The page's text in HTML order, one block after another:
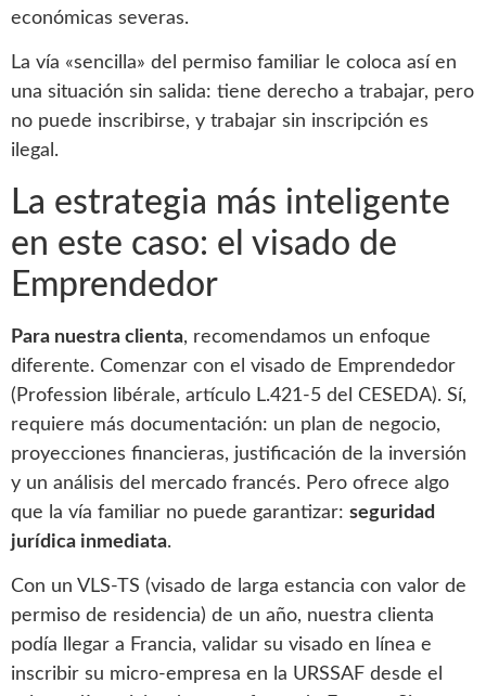
económicas severas.
La vía «sencilla» del permiso familiar le coloca así en
una situación sin salida: tiene derecho a trabajar, pero
no puede inscribirse, y trabajar sin inscripción es
ilegal.
La estrategia más inteligente
en este caso: el visado de
Emprendedor
Para nuestra clienta, recomendamos un enfoque
diferente. Comenzar con el visado de Emprendedor
(Profession libérale, artículo L.421-5 del CESEDA). Sí,
requiere más documentación: un plan de negocio,
proyecciones financieras, justificación de la inversión
y un análisis del mercado francés. Pero ofrece algo
que la vía familiar no puede garantizar: seguridad
jurídica inmediata.
Con un VLS-TS (visado de larga estancia con valor de
permiso de residencia) de un año, nuestra clienta
podía llegar a Francia, validar su visado en línea e
inscribir su micro-empresa en la URSSAF desde el